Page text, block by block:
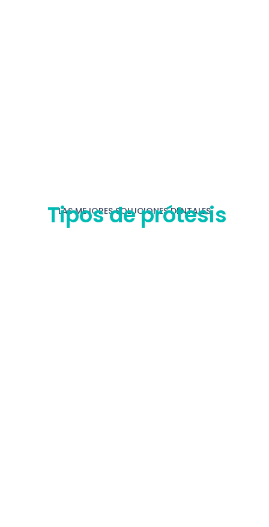
LAS MEJORES SOLUCIONES DENTALES
Tipos de prótesis